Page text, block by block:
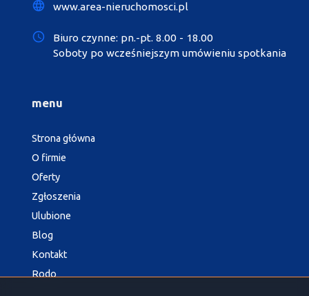
www.area-nieruchomosci.pl
Biuro czynne: pn.-pt. 8.00 - 18.00
Soboty po wcześniejszym umówieniu spotkania
menu
Strona główna
O firmie
Oferty
Zgłoszenia
Ulubione
Blog
Kontakt
Rodo